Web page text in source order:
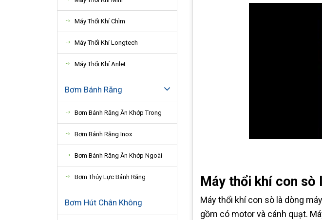
Máy Thổi Khí Chìm
Máy Thổi Khí Longtech
Máy Thổi Khí Anlet
Bơm Bánh Răng
Bơm Bánh Răng Ăn Khớp Trong
Bơm Bánh Răng Inox
Bơm Bánh Răng Ăn Khớp Ngoài
Bơm Thủy Lực Bánh Răng
Bơm Hút Chân Không
Máy thổi khí con sò
Máy thổi khí con sò là dòng
gồm có motor và cánh quạt.